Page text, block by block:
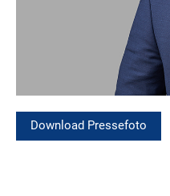
Download Pressefoto